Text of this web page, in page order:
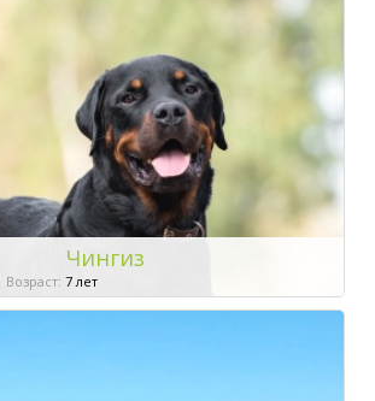
Чингиз
Возраст: 7 лет